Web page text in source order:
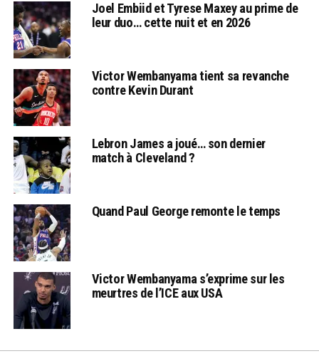
Joel Embiid et Tyrese Maxey au prime de
leur duo… cette nuit et en 2026
Victor Wembanyama tient sa revanche
contre Kevin Durant
Lebron James a joué… son dernier
match à Cleveland ?
Quand Paul George remonte le temps
Victor Wembanyama s’exprime sur les
meurtres de l’ICE aux USA